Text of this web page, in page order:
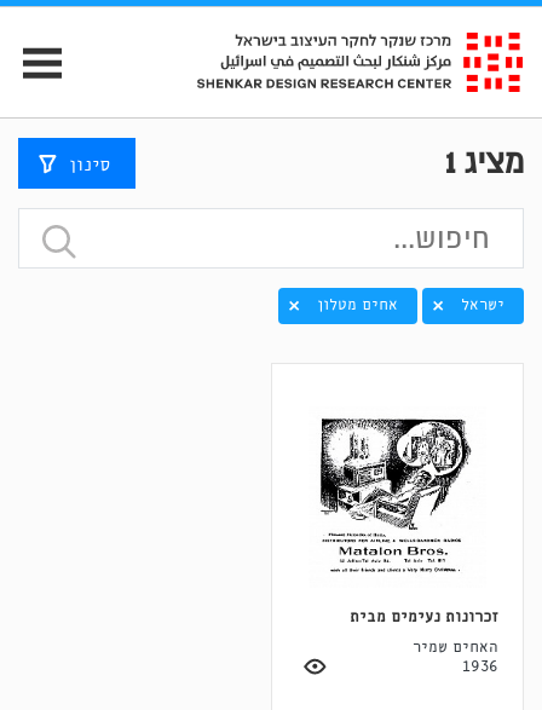
מציג1 סינון
ישראל אחים מטלון
זכרונות נעימים מבית
האחים שמיר
1936